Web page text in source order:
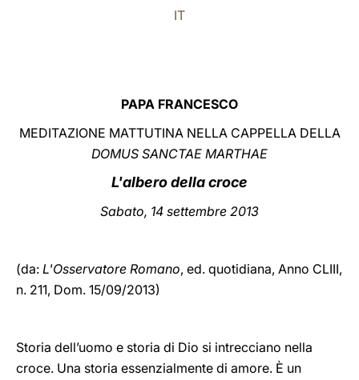
IT
PAPA FRANCESCO
MEDITAZIONE MATTUTINA NELLA CAPPELLA DELLA
DOMUS SANCTAE MARTHAE
L'albero della croce
Sabato, 14 settembre 2013
(da: L'Osservatore Romano, ed. quotidiana, Anno CLIII,
n. 211, Dom. 15/09/2013)
Storia dell’uomo e storia di Dio si intrecciano nella
croce. Una storia essenzialmente di amore. È un